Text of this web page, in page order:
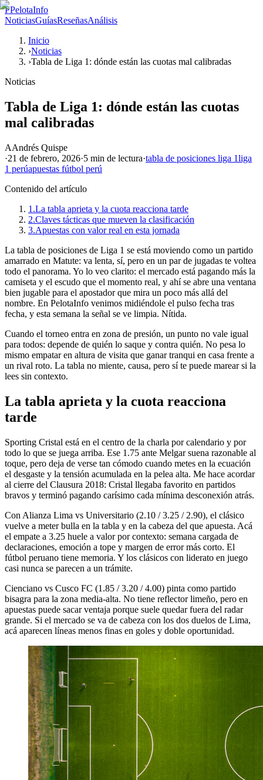
PPelotaInfo
NoticiasGuíasReseñasAnálisis
Inicio
›Noticias
›Tabla de Liga 1: dónde están las cuotas mal calibradas
Noticias
Tabla de Liga 1: dónde están las cuotas
mal calibradas
AAndrés Quispe
·21 de febrero, 2026·5 min de lectura·tabla de posiciones liga 1liga
1 perúapuestas fútbol perú
Contenido del artículo
1.La tabla aprieta y la cuota reacciona tarde
2.Claves tácticas que mueven la clasificación
3.Apuestas con valor real en esta jornada
La tabla de posiciones de Liga 1 se está moviendo como un partido
amarrado en Matute: va lenta, sí, pero en un par de jugadas te voltea
todo el panorama. Yo lo veo clarito: el mercado está pagando más la
camiseta y el escudo que el momento real, y ahí se abre una ventana
bien jugable para el apostador que mira un poco más allá del
nombre. En PelotaInfo venimos midiéndole el pulso fecha tras
fecha, y esta semana la señal se ve limpia. Nítida.
Cuando el torneo entra en zona de presión, un punto no vale igual
para todos: depende de quién lo saque y contra quién. No pesa lo
mismo empatar en altura de visita que ganar tranqui en casa frente a
un rival roto. La tabla no miente, causa, pero sí te puede marear si la
lees sin contexto.
La tabla aprieta y la cuota reacciona
tarde
Sporting Cristal está en el centro de la charla por calendario y por
todo lo que se juega arriba. Ese 1.75 ante Melgar suena razonable al
toque, pero deja de verse tan cómodo cuando metes en la ecuación
el desgaste y la tensión acumulada en la pelea alta. Me hace acordar
al cierre del Clausura 2018: Cristal llegaba favorito en partidos
bravos y terminó pagando carísimo cada mínima desconexión atrás.
Con Alianza Lima vs Universitario (2.10 / 3.25 / 2.90), el clásico
vuelve a meter bulla en la tabla y en la cabeza del que apuesta. Acá
el empate a 3.25 huele a valor por contexto: semana cargada de
declaraciones, emoción a tope y margen de error más corto. El
fútbol peruano tiene memoria. Y los clásicos con liderato en juego
casi nunca se parecen a un trámite.
Cienciano vs Cusco FC (1.85 / 3.20 / 4.00) pinta como partido
bisagra para la zona media-alta. No tiene reflector limeño, pero en
apuestas puede sacar ventaja porque suele quedar fuera del radar
grande. Si el mercado se va de cabeza con los dos duelos de Lima,
acá aparecen líneas menos finas en goles y doble oportunidad.